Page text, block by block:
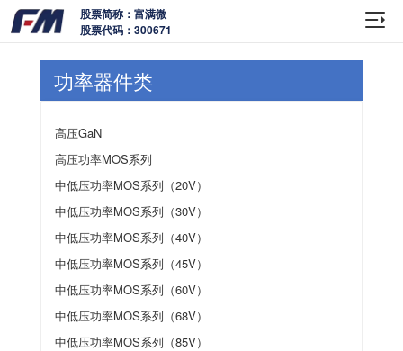
股票简称：富满微
股票代码：300671
功率器件类
高压GaN
高压功率MOS系列
中低压功率MOS系列（20V）
中低压功率MOS系列（30V）
中低压功率MOS系列（40V）
中低压功率MOS系列（45V）
中低压功率MOS系列（60V）
中低压功率MOS系列（68V）
中低压功率MOS系列（85V）